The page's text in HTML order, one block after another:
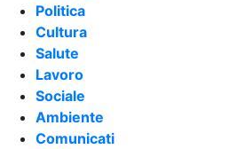
Politica
Cultura
Salute
Lavoro
Sociale
Ambiente
Comunicati